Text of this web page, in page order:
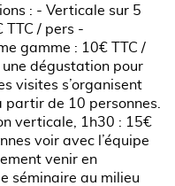
: - Verticale sur 5
TTC / pers -
gamme : 10€ TTC /
dégustation pour
visites s’organisent
de 10 personnes.
verticale, 1h30 : 15€
voir avec l’équipe
venir en
séminaire au milieu